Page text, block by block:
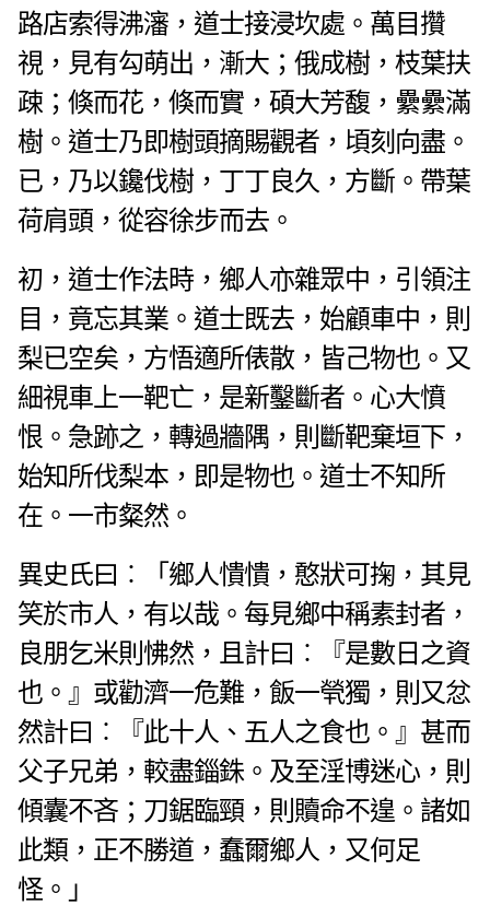
路店索得沸瀋，道士接浸坎處。萬目攢
視，見有勾萌出，漸大；俄成樹，枝葉扶
疎；倏而花，倏而實，碩大芳馥，纍纍滿
樹。 道士乃即樹頭摘賜觀者，頃刻向盡。
已，乃以鑱伐樹，丁丁良久，方斷。帶葉
荷肩頭，從容徐步而去。
初，道士作法時，鄉人亦雜眾中，引領注
目，竟忘其業。道士既去，始顧車中，則
梨已空矣，方悟適所俵散，皆己物也。又
細視車上一靶亡，是新鑿斷者。心大憤
恨。急跡之，轉過牆隅，則斷靶棄垣下，
始知所伐梨本，即是物也。道士不知所
在。一市粲然。
異史氏曰︰「鄉人憒憒，憨狀可掬，其見
笑於市人，有以哉。每見鄉中稱素封者，
良朋乞米則怫然，且計曰︰『是數日之資
也。』或勸濟一危難，飯一煢獨，則又忿
然計曰︰『此十人、五人之食也。』甚而
父子兄弟，較盡錙銖。 及至淫博迷心，則
傾囊不吝；刀鋸臨頸，則贖命不遑。諸如
此類，正不勝道，蠢爾鄉人，又何足
怪。」